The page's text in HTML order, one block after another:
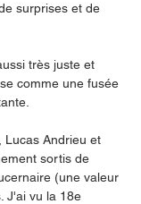
surprises et de
très juste et
comme une fusée
Lucas Andrieu et
sortis de
(une valeur
J'ai vu la 18e